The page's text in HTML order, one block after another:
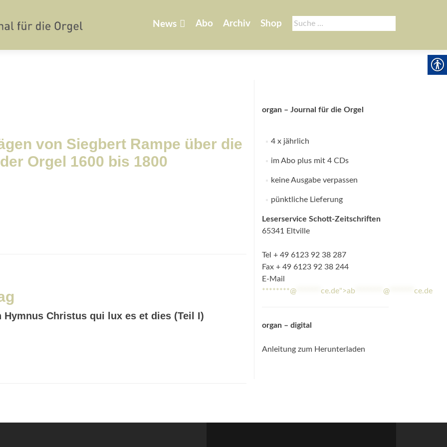
Suche
nach:
springen
News Abo Archiv Shop
von Siegbert Rampe über die
Orgel 1600 bis 1800
Christus qui lux es et dies (Teil I)
organ – Journal für die Orgel
4 x jährlich
im Abo plus mit 4 CDs
keine Ausgabe verpassen
pünktliche Lieferung
Leserservice Schott-Zeitschriften
65341 Eltville
Tel + 49 6123 92 38 287
Fax + 49 6123 92 38 244
E-Mail
********@
ce.de">ab @ ce.de
organ – digital
Anleitung zum Herunterladen